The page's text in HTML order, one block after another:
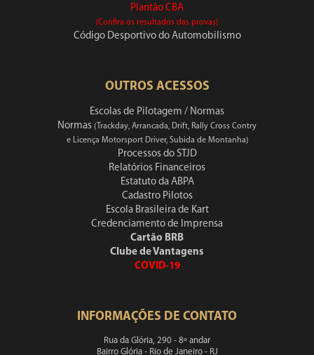
Plantão CBA
(Confira os resultados das provas)
Código Desportivo do Automobilismo
OUTROS ACESSOS
Escolas de Pilotagem / Normas
Normas (Trackday, Arrancada, Drift, Rally Cross Contry
e Licença Motorsport Driver, Subida de Montanha)
Processos do STJD
Relatórios Financeiros
Estatuto da ABPA
Cadastro Pilotos
Escola Brasileira de Kart
Credenciamento de Imprensa
Cartão BRB
Clube de Vantagens
COVID-19
INFORMAÇÕES DE CONTATO
Rua da Glória, 290 - 8º andar
Bairro Glória - Rio de Janeiro - RJ